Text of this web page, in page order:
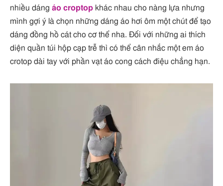
nhiều dáng áo croptop khác nhau cho nàng lựa nhưng
mình gợi ý là chọn những dáng áo hơi ôm một chút để tạo
dáng đồng hồ cát cho cơ thể nha. Đối với những ai thích
diện quần túi hộp cạp trễ thì có thể cân nhắc một em áo
crotop dài tay với phần vạt áo cong cách điệu chẳng hạn.